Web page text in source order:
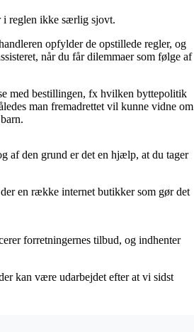
i reglen ikke særlig sjovt.
opfylder de opstillede regler, og
når du får dilemmaer som følge af
med bestillingen, fx hvilken byttepolitik
man fremadrettet vil kunne vidne om
af den grund er det en hjælp, at du tager
en række internet butikker som gør det
forretningernes tilbud, og indhenter
kan være udarbejdet efter at vi sidst